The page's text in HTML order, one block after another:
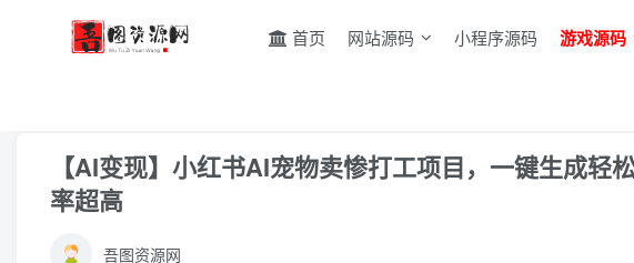
首页 网站源码 小程序源码 游戏源码
【AI变现】小红书AI宠物卖惨打工项目，一键生成
率超高
吾图资源网